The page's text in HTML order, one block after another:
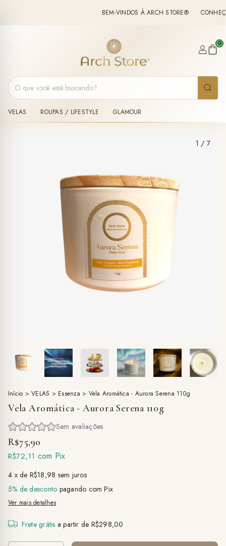
BEM-VINDOS À ARCH STORE®
0
VELAS ROUPAS / LIFESTYLE GLAMOUR
1 / 7
Início > VELAS > Essenza > Vela Aromática - Aurora Serena 110g
Vela Aromática - Aurora Serena 110g
R$75,90
R$72,11 com Pix
4 x de R$18,98 sem juros
5% de desconto pagando com Pix
Ver mais detalhes
Frete grátis a partir de R$298,00